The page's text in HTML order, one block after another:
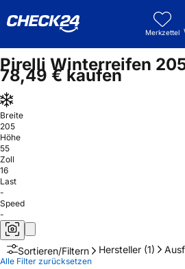
Merkzettel
Pirelli Winterreifen
78,49 € kaufen
Breite
205
Höhe
55
Zoll
16
Last
-
Speed
-
Sortieren/Filtern Hersteller (1)
Alle Filter zurücksetzen